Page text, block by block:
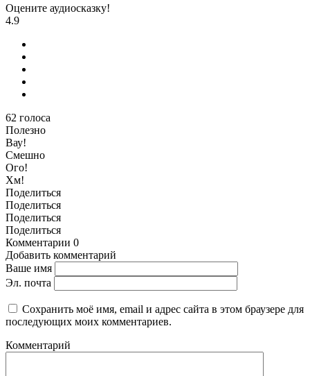
Оцените аудиосказку!
4.9
62 голоса
Полезно
Вау!
Смешно
Ого!
Хм!
Поделиться
Поделиться
Поделиться
Поделиться
Комментарии 0
Добавить комментарий
Ваше имя
Эл. почта
Сохранить моё имя, email и адрес сайта в этом браузере для
последующих моих комментариев.
Комментарий